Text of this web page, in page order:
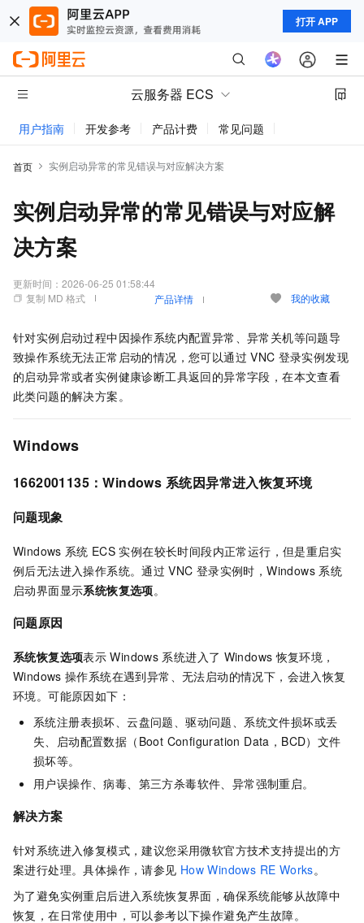
打开 APP
云服务器 ECS
用户指南 开发参考 产品计费 常见问题
首页 实例启动异常的常见错误与对应解决方案
实例启动异常的常见错误与对应解
决方案
更新时间： 2026-06-25 01:58:44
复制 MD 格式
产品详情 我的收藏
针对实例启动过程中因操作系统内配置异常、异常关机等问题导
致操作系统无法正常启动的情况，您可以通过 VNC 登录实例发现
的启动异常或者实例健康诊断工具返回的异常字段，在本文查看
此类问题的解决方案。
Windows
1662001135：Windows 系统因异常进入恢复环境
问题现象
Windows 系统 ECS 实例在较长时间段内正常运行，但是重启实
例后无法进入操作系统。通过 VNC 登录实例时，Windows 系统
启动界面显示系统恢复选项。
问题原因
系统恢复选项表示 Windows 系统进入了 Windows 恢复环境，
Windows 操作系统在遇到异常、无法启动的情况下，会进入恢复
环境。可能原因如下：
系统注册表损坏、云盘问题、驱动问题、系统文件损坏或丢
失、启动配置数据（Boot Configuration Data，BCD）文件
损坏等。
用户误操作、病毒、第三方杀毒软件、异常强制重启。
解决方案
针对系统进入修复模式，建议您采用微软官方技术支持提出的方
案进行处理。具体操作，请参见 How Windows RE Works。
为了避免实例重启后进入系统恢复界面，确保系统能够从故障中
恢复，在日常使用中，可以参考以下操作避免产生故障。